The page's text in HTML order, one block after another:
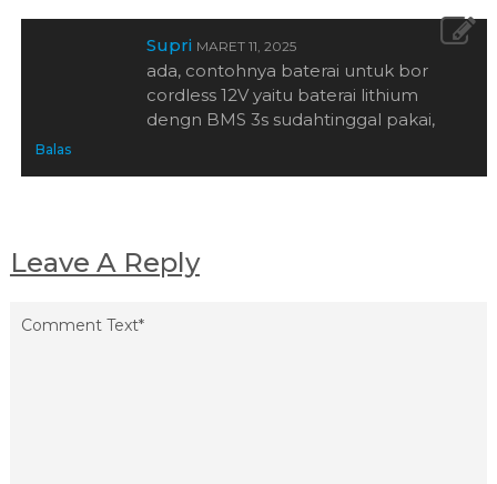
Supri MARET 11, 2025
ada, contohnya baterai untuk bor
cordless 12V yaitu baterai lithium
dengn BMS 3s sudahtinggal pakai,
Balas
Leave A Reply